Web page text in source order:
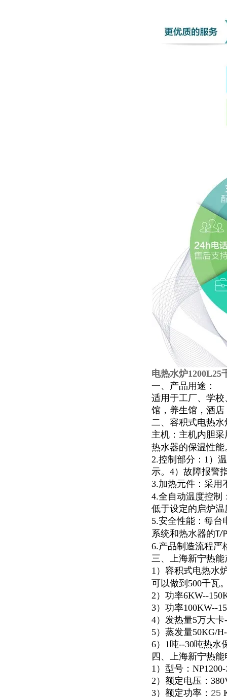
电热水炉1200L25
一、产品用途：
适用于工厂、学
馆， 养生馆，酒
二、容积式电热
主机：主机内胆
热水器的保温性能
2.控制部分：1）
示。4）故障报警
3.加热元件：采用
4.全自动温度控制
低于设定的启炉
5.安全性能：每台
系统和热水器的T/P
6.产品制造流程严
三、上海新宁热
1）容积式电热水
可以做到500千瓦
2）功率6KW--
3）功率100KW--
4）发热量5万大
5）蒸发量50KG/
6）1吨--30吨热水
四、上海新宁热
1）型号：NP1200-
2）额定电压：
3）额定功率： 25